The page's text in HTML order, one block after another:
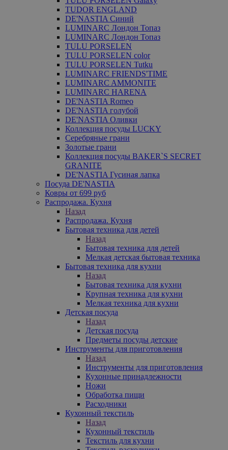
TUDOR ENGLAND
DE'NASTIA Синий
LUMINARC Лондон Топаз
LUMINARC Лондон Топаз
TULU PORSELEN
TULU PORSELEN color
TULU PORSELEN Tutku
LUMINARC FRIENDS'TIME
LUMINARC AMMONITE
LUMINARC HARENA
DE'NASTIA Romeo
DE'NASTIA голубой
DE'NASTIA Оливки
Коллекция посуды LUCKY
Серебряные грани
Золотые грани
Коллекция посуды BAKER`S SECRET
GRANITE
DE'NASTIA Гусиная лапка
Посуда DE'NASTIA
Ковры от 699 руб
Распродажа. Кухня
Назад
Распродажа. Кухня
Бытовая техника для детей
Назад
Бытовая техника для детей
Мелкая детская бытовая техника
Бытовая техника для кухни
Назад
Бытовая техника для кухни
Крупная техника для кухни
Мелкая техника для кухни
Детская посуда
Назад
Детская посуда
Предметы посуды детские
Инструменты для приготовления
Назад
Инструменты для приготовления
Кухонные принадлежности
Ножи
Обработка пищи
Расходники
Кухонный текстиль
Назад
Кухонный текстиль
Текстиль для кухни